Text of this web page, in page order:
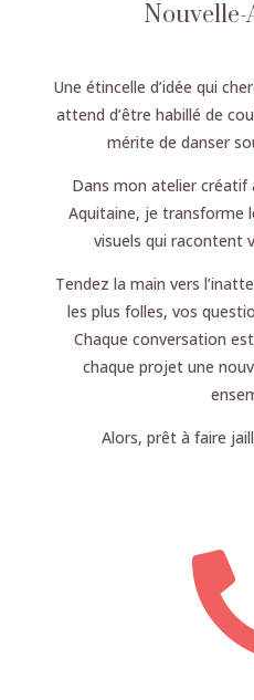
Une étincelle d’idée qui
attend d’être habillé de
mérite de danser
Dans mon atelier
Aquitaine, je transforme
visuels qui racontent
Tendez la main vers
les plus folles, vos
Chaque conversation
chaque projet une
Alors, prêt à faire